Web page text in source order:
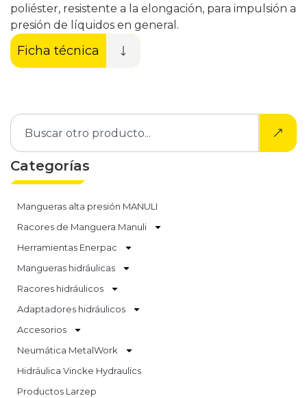
poliéster, resistente a la elongación, para impulsión a
presión de líquidos en general.
Ficha técnica
Categorías
Mangueras alta presión MANULI
Racores de Manguera Manuli
Herramientas Enerpac
Mangueras hidráulicas
Racores hidráulicos
Adaptadores hidráulicos
Accesorios
Neumática MetalWork
Hidráulica Vincke Hydraulics
Productos Larzep